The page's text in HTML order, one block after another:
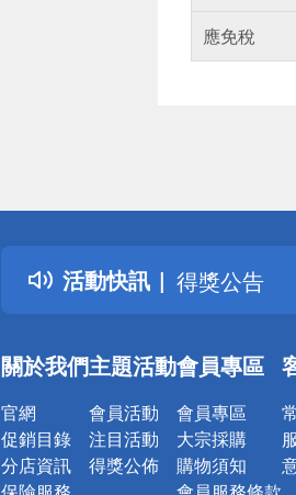
應免稅
活動快訊
詐騙網頁！
得獎公告
熱門話題
銀行優惠
詐騙網頁！
關於我們
官網
促銷目錄
分店資訊
主題活動
會員活動
注目活動
得獎公佈
會員專區
會員專區
大宗採購
購物須知